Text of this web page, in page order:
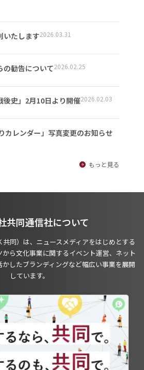
いたします2026.03.31
の勧告について2026.02.25
後史」2月10日より開催2026.02.03
カレンダー」写真変更のお知らせ
もっと見る
共同通信社について
同）は、ニュースメディアをはじめとする
ら文化事業に関するイベント運営、ネット
したブランディングなど幅広い事業を展開
しています。